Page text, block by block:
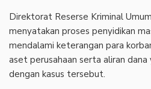
‎Direktorat Reserse Kriminal
menyatakan proses penyidikan
mendalami keterangan para
aset perusahaan serta aliran
dengan kasus tersebut.